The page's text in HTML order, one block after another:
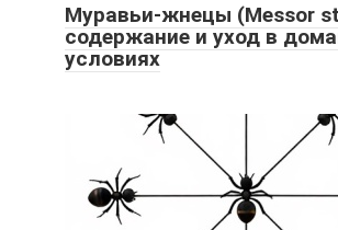
Муравьи-жнецы (Messor
содержание и уход в
условиях